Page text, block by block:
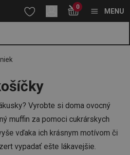
košíčky na torty aj muffiny
na hlavný obsah
na vyhľadávanie
na navigáciu 0
MENU
Vyrobte si doma ovocný
muffin za pomoci cukrárskych
vďaka ich krásnym motívom či
vypadať ešte lákavejšie.